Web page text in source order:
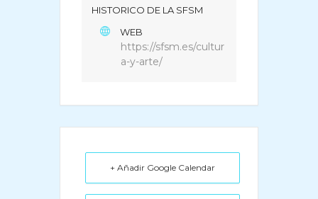
HISTORICO DE LA SFSM
WEB
https://sfsm.es/cultur
a-y-arte/
+ Añadir Google Calendar